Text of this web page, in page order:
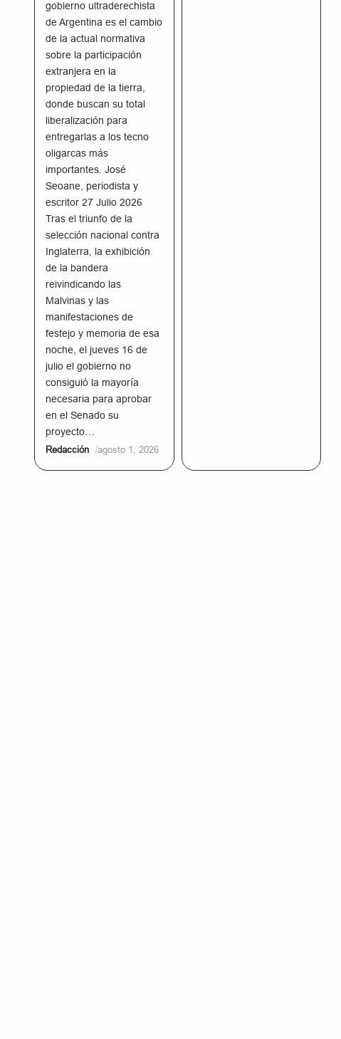
gobierno ultraderechista
de Argentina es el cambio
de la actual normativa
sobre la participación
extranjera en la
propiedad de la tierra,
donde buscan su total
liberalización para
entregarlas a los tecno
oligarcas más
importantes. José
Seoane, periodista y
escritor 27 Julio 2026
Tras el triunfo de la
selección nacional contra
Inglaterra, la exhibición
de la bandera
reivindicando las
Malvinas y las
manifestaciones de
festejo y memoria de esa
noche, el jueves 16 de
julio el gobierno no
consiguió la mayoría
necesaria para aprobar
en el Senado su
proyecto…
Redacción /agosto 1, 2026